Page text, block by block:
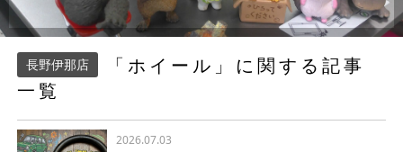
長野伊那店
「ホイール」に関する記事
一覧
2026.07.03